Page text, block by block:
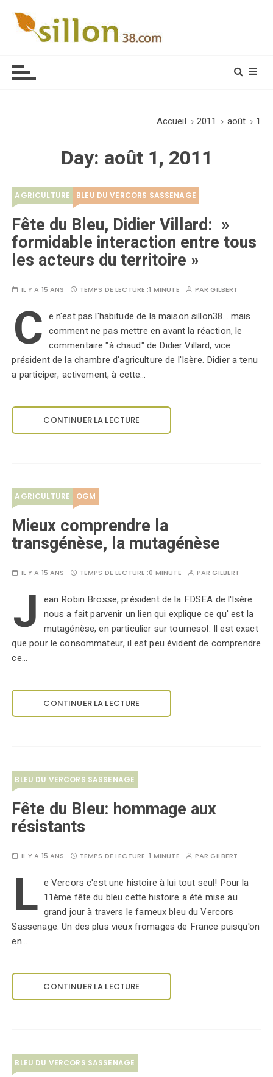
Accueil 2011 août 1
Day: août 1, 2011
AGRICULTURE BLEU DU VERCORS SASSENAGE
Fête du Bleu, Didier Villard: »
formidable interaction entre tous
les acteurs du territoire »
IL Y A 15 ANS TEMPS DE LECTURE :1 MINUTE PARGILBERT
C e n'est pas l'habitude de la maison sillon38... mais
comment ne pas mettre en avant la réaction, le
commentaire "à chaud" de Didier Villard, vice
président de la chambre d'agriculture de l'Isère. Didier a tenu
a participer, activement, à cette…
CONTINUER LA LECTURE
AGRICULTURE OGM
Mieux comprendre la
transgénèse, la mutagénèse
IL Y A 15 ANS TEMPS DE LECTURE :0 MINUTE PARGILBERT
J ean Robin Brosse, président de la FDSEA de l'Isère
nous a fait parvenir un lien qui explique ce qu' est la
mutagénèse, en particulier sur tournesol. Il est exact
que pour le consommateur, il est peu évident de comprendre
ce…
CONTINUER LA LECTURE
BLEU DU VERCORS SASSENAGE
Fête du Bleu: hommage aux
résistants
IL Y A 15 ANS TEMPS DE LECTURE :1 MINUTE PARGILBERT
L e Vercors c'est une histoire à lui tout seul! Pour la
11ème fête du bleu cette histoire a été mise au
grand jour à travers le fameux bleu du Vercors
Sassenage. Un des plus vieux fromages de France puisqu'on
en…
CONTINUER LA LECTURE
BLEU DU VERCORS SASSENAGE